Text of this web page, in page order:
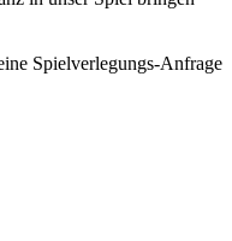
Spielverlegungs-Anfrage